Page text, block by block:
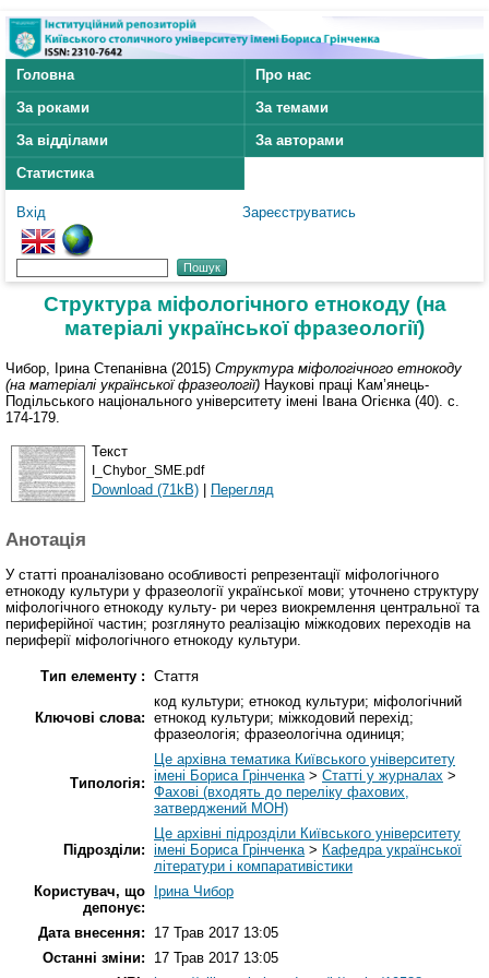
Головна
Про нас
За роками
За темами
За відділами
За авторами
Статистика
Вхід Зареєструватись
Структура міфологічного етнокоду (на
матеріалі української фразеології)
Чибор, Ірина Степанівна (2015) Структура міфологічного етнокоду
(на матеріалі української фразеології) Наукові праці Кам’янець-
Подільського національного університету імені Івана Огієнка (40). с.
174-179.
Текст
I_Chybor_SME.pdf
Download (71kB) | Перегляд
Анотація
У статті проаналізовано особливості репрезентації міфологічного
етнокоду культури у фразеології української мови; уточнено структуру
міфологічного етнокоду культу- ри через виокремлення центральної та
периферійної частин; розглянуто реалізацію міжкодових переходів на
периферії міфологічного етнокоду культури.
Тип елементу : Стаття
Ключові слова:
код культури; етнокод культури; міфологічний
етнокод культури; міжкодовий перехід;
фразеологія; фразеологічна одиниця;
Типологія:
Це архівна тематика Київського університету
імені Бориса Грінченка> Статті у журналах >
Фахові (входять до переліку фахових,
затверджений МОН)
Підрозділи:
Це архівні підрозділи Київського університету
імені Бориса Грінченка> Кафедра української
літератури і компаративістики
Користувач, що
депонує:
Ірина Чибор
Дата внесення:
17 Трав 2017 13:05
Останні зміни:
17 Трав 2017 13:05